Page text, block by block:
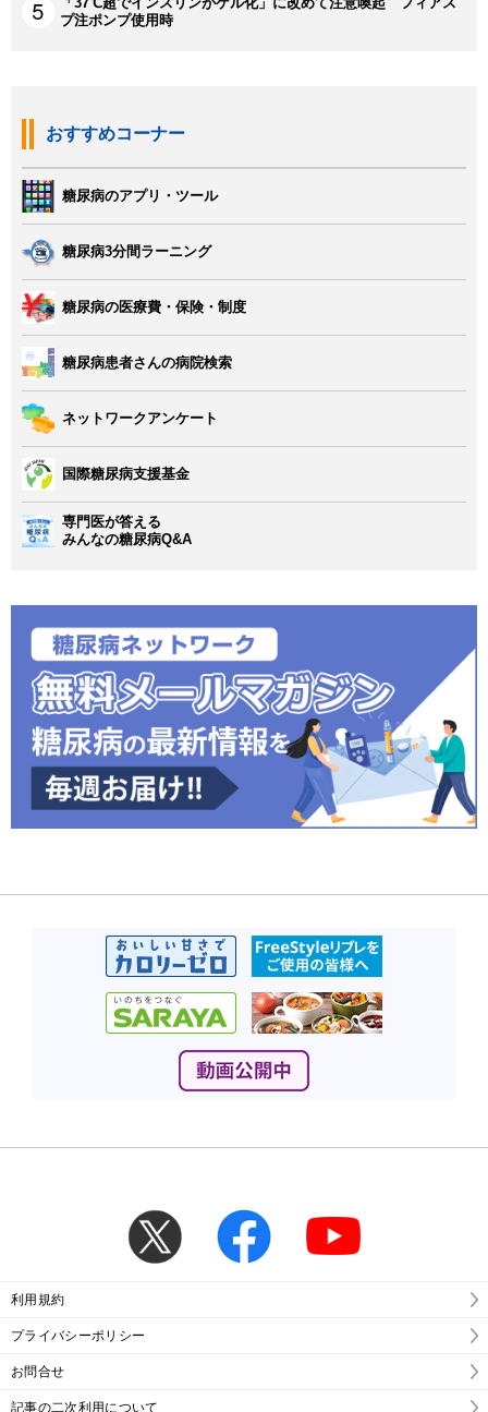
プ注ポンプ使用時
おすすめコーナー
糖尿病のアプリ・ツール
糖尿病3分間ラーニング
糖尿病の医療費・保険・制度
糖尿病患者さんの病院検索
ネットワークアンケート
国際糖尿病支援基金
専門医が答える
みんなの糖尿病Q&A
利用規約
プライバシーポリシー
お問合せ
記事の二次利用について